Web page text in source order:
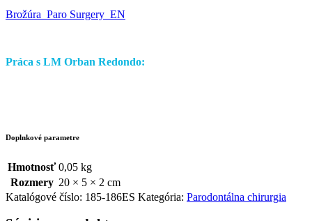
Brožúra_Paro Surgery_EN
Práca s LM Orban Redondo:
Doplnkové parametre
Hmotnosť 0,05 kg
Rozmery 20 × 5 × 2 cm
Katalógové číslo: 185-186ES Kategória: Parodontálna chirurgia